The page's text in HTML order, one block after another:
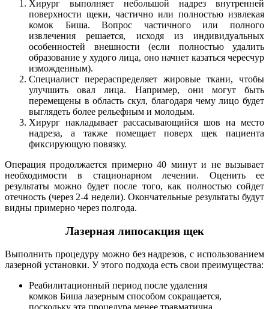
Хирург выполняет небольшой надрез внутренней
поверхности щеки, частично или полностью извлекая
комок Биша. Вопрос частичного или полного
извлечения решается, исходя из индивидуальных
особенностей внешности (если полностью удалить
образование у худого лица, оно начнет казаться чересчур
изможденным).
Специалист перераспределяет жировые ткани, чтобы
улучшить овал лица. Например, они могут быть
перемещены в область скул, благодаря чему лицо будет
выглядеть более рельефным и молодым.
Хирург накладывает рассасывающийся шов на место
надреза, а также помещает поверх щек пациента
фиксирующую повязку.
Операция продолжается примерно 40 минут и не вызывает
необходимости в стационарном лечении. Оценить ее
результаты можно будет после того, как полностью сойдет
отечность (через 2-4 недели). Окончательные результаты будут
видны примерно через полгода.
Лазерная липосакция щек
Выполнить процедуру можно без надрезов, с использованием
лазерной установки. У этого подхода есть свои преимущества:
Реабилитационный период после удаления
комков Биша лазерным способом сокращается,